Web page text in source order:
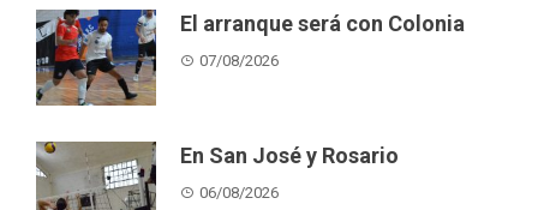
El arranque será con Colonia
07/08/2026
En San José y Rosario
06/08/2026